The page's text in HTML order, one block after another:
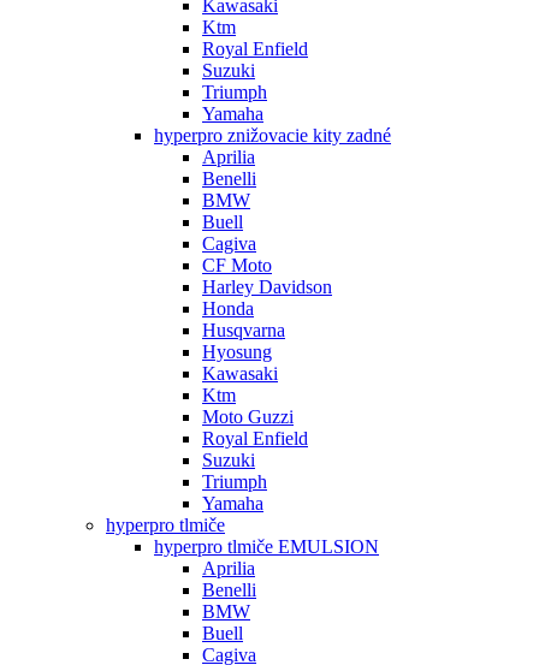
Kawasaki
Ktm
Royal Enfield
Suzuki
Triumph
Yamaha
hyperpro znižovacie kity zadné
Aprilia
Benelli
BMW
Buell
Cagiva
CF Moto
Harley Davidson
Honda
Husqvarna
Hyosung
Kawasaki
Ktm
Moto Guzzi
Royal Enfield
Suzuki
Triumph
Yamaha
hyperpro tlmiče
hyperpro tlmiče EMULSION
Aprilia
Benelli
BMW
Buell
Cagiva